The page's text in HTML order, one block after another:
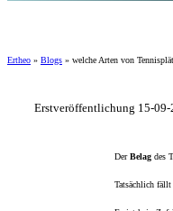
Ertheo » Blogs » welche Arten von
Erstveröffentlichung 15-09-
DerBelag des
Tatsächlich